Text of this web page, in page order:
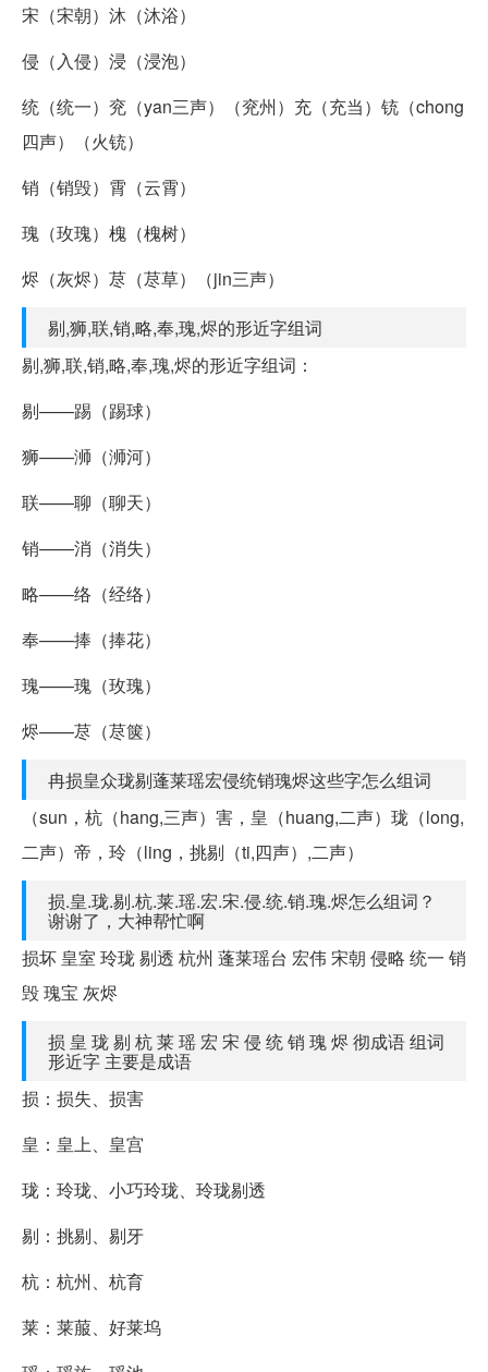
宋（宋朝）沐（沐浴）
侵（入侵）浸（浸泡）
统（统一）兖（yan三声）（兖州）充（充当）铳（chong
四声）（火铳）
销（销毁）霄（云霄）
瑰（玫瑰）槐（槐树）
烬（灰烬）荩（荩草）（jin三声）
剔,狮,联,销,略,奉,瑰,烬的形近字组词
剔,狮,联,销,略,奉,瑰,烬的形近字组词：
剔——踢（踢球）
狮——浉（浉河）
联——聊（聊天）
销——消（消失）
略——络（经络）
奉——捧（捧花）
瑰——瑰（玫瑰）
烬——荩（荩箧）
冉损皇众珑剔蓬莱瑶宏侵统销瑰烬这些字怎么组词
（sun，杭（hang,三声）害，皇（huang,二声）珑（long,
二声）帝，玲（ling，挑剔（ti,四声）,二声）
损.皇.珑.剔.杭.莱.瑶.宏.宋.侵.统.销.瑰.烬怎么组词？
谢谢了，大神帮忙啊
损坏 皇室 玲珑 剔透 杭州 蓬莱瑶台 宏伟 宋朝 侵略 统一 销
毁 瑰宝 灰烬
损 皇 珑 剔 杭 莱 瑶 宏 宋 侵 统 销 瑰 烬 彻成语 组词
形近字 主要是成语
损：损失、损害
皇：皇上、皇宫
珑：玲珑、小巧玲珑、玲珑剔透
剔：挑剔、剔牙
杭：杭州、杭育
莱：莱菔、好莱坞